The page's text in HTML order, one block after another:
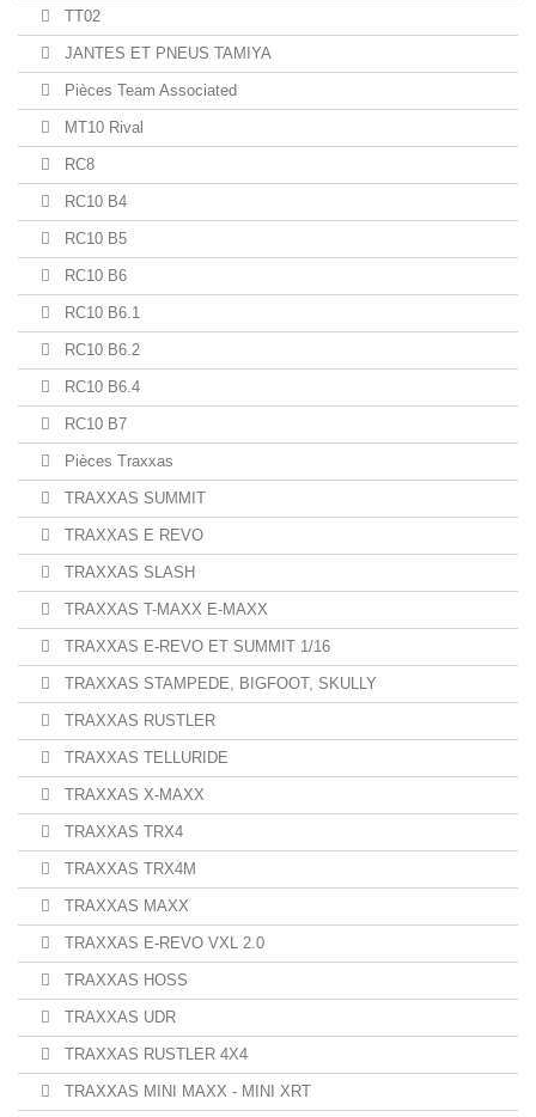
TT02
JANTES ET PNEUS TAMIYA
Pièces Team Associated
MT10 Rival
RC8
RC10 B4
RC10 B5
RC10 B6
RC10 B6.1
RC10 B6.2
RC10 B6.4
RC10 B7
Pièces Traxxas
TRAXXAS SUMMIT
TRAXXAS E REVO
TRAXXAS SLASH
TRAXXAS T-MAXX E-MAXX
TRAXXAS E-REVO ET SUMMIT 1/16
TRAXXAS STAMPEDE, BIGFOOT, SKULLY
TRAXXAS RUSTLER
TRAXXAS TELLURIDE
TRAXXAS X-MAXX
TRAXXAS TRX4
TRAXXAS TRX4M
TRAXXAS MAXX
TRAXXAS E-REVO VXL 2.0
TRAXXAS HOSS
TRAXXAS UDR
TRAXXAS RUSTLER 4X4
TRAXXAS MINI MAXX - MINI XRT